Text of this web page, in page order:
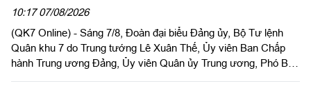
viên Lê Thị Riêng
10:17 07/08/2026
(QK7 Online) - Sáng 7/8, Đoàn đại biểu Đảng ủy, Bộ Tư lệnh
Quân khu 7 do Trung tướng Lê Xuân Thế, Ủy viên Ban Chấp
hành Trung ương Đảng, Ủy viên Quân ủy Trung ương, Phó Bí